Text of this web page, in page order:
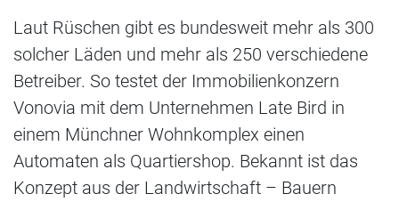
Laut Rüschen gibt es bundesweit mehr als 300
solcher Läden und mehr als 250 verschiedene
Betreiber. So testet der Immobilienkonzern
Vonovia mit dem Unternehmen Late Bird in
einem Münchner Wohnkomplex einen
Automaten als Quartiershop. Bekannt ist das
Konzept aus der Landwirtschaft – Bauern